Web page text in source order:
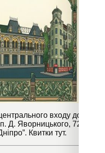
входу до
Д. Яворницького, 72-А),
Квитки тут.